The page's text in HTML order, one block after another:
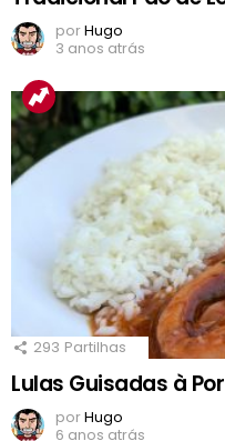
porHugo
3 anos atrás
293 Partilhas
Lulas Guisadas à
porHugo
6 anos atrás